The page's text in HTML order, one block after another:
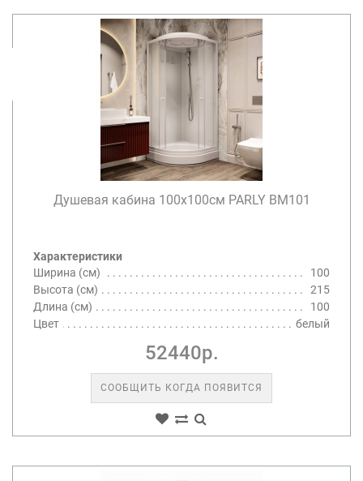
Душевая кабина 100х100см PARLY BM101
Характеристики
Ширина (см)
100
Высота (см)
215
Длина (см)
100
Цвет
белый
52440р.
СООБЩИТЬ КОГДА ПОЯВИТСЯ